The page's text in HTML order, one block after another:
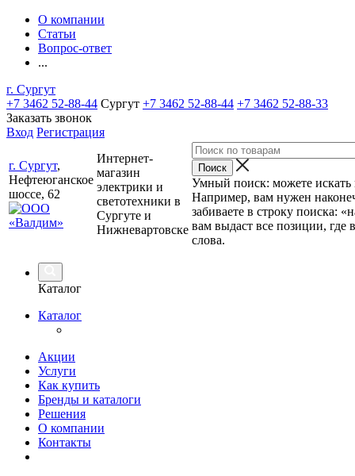
О компании
Статьи
Вопрос-ответ
...
г. Сургут
+7 3462 52-88-44 Сургут +7 3462 52-88-44 +7 3462 52-88-33
Заказать звонок
Вход Регистрация
г. Сургут,
Нефтеюганское
шоссе, 62
Интернет-
магазин
электрики и
светотехники в
Сургуте и
Нижневартовске
Умный поиск: можете искать
Например, вам нужен
забиваете в строку поиска:
вам выдаст все позиции, где
слова.
Каталог
Каталог
Акции
Услуги
Как купить
Бренды и каталоги
Решения
О компании
Контакты